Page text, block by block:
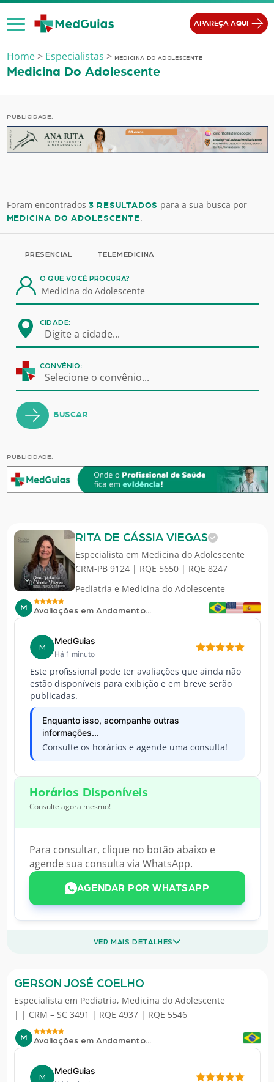
Ir para o conteúdo
APAREÇA AQUI
Home> Especialistas > MEDICINA DO ADOLESCENTE
Medicina Do Adolescente
PUBLICIDADE:
Foram encontrados 3 RESULTADOS para a sua busca por
MEDICINA DO ADOLESCENTE.
PRESENCIAL TELEMEDICINA
O QUE VOCÊ PROCURA?
CIDADE:
Digite a cidade...
CONVÊNIO:
Selecione o convênio...
BUSCAR
PUBLICIDADE:
RITA DE CÁSSIA VIEGAS
Especialista em Medicina do Adolescente
CRM-PB 9124 | RQE 5650 | RQE 8247
Pediatria e Medicina do Adolescente
M Avaliações em Andamento...
M
MedGuias
Há 1 minuto
Este profissional pode ter avaliações que ainda não
estão disponíveis para exibição e em breve serão
publicadas.
Enquanto isso, acompanhe outras
informações...
Consulte os horários e agende uma consulta!
Horários Disponíveis
Consulte agora mesmo!
Para consultar, clique no botão abaixo e
agende sua consulta via WhatsApp.
AGENDAR POR WHATSAPP
VER MAIS DETALHES
GERSON JOSÉ COELHO
Especialista em Pediatria, Medicina do Adolescente
| | CRM – SC 3491 | RQE 4937 | RQE 5546
M Avaliações em Andamento...
M
MedGuias